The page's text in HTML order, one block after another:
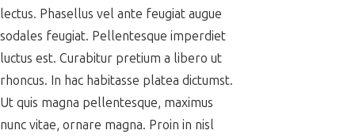
lectus. Phasellus vel ante feugiat augue
sodales feugiat. Pellentesque imperdiet
luctus est. Curabitur pretium a libero ut
rhoncus. In hac habitasse platea dictumst.
Ut quis magna pellentesque, maximus
nunc vitae, ornare magna. Proin in nisl